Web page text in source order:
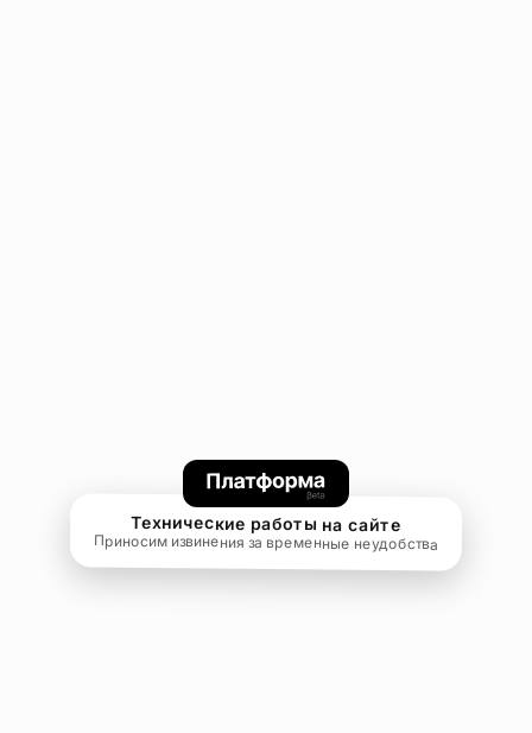
Технические работы на сайте
Приносим извинения за временные неудобства